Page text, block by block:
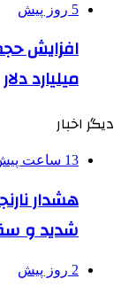
5 روز پیش
میلیارد دلار
دیگر اخبار
13 ساعت پیش
شدید و
2 روز پیش